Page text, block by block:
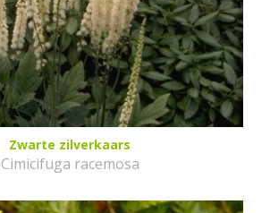
Zwarte zilverkaars
Cimicifuga racemosa